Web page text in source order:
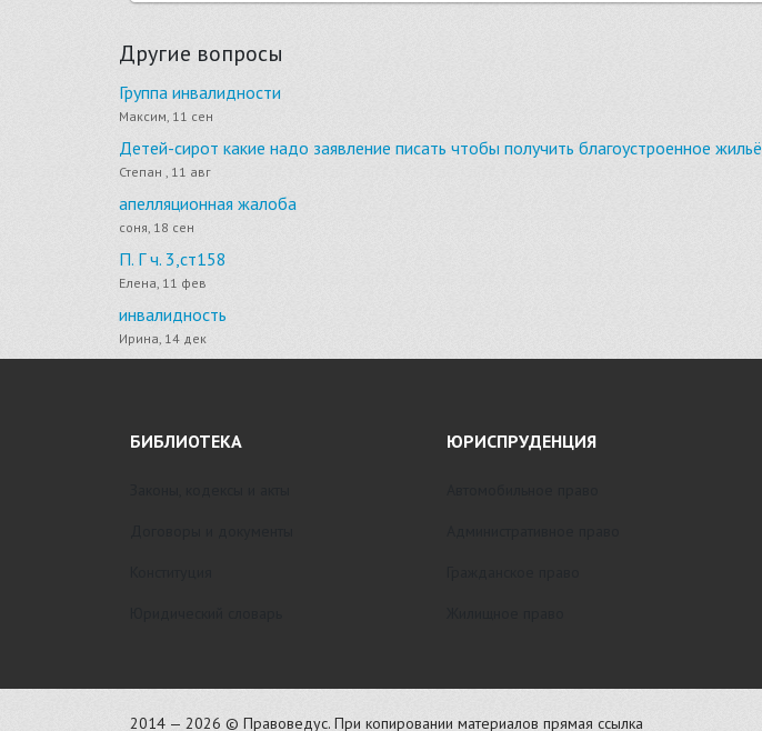
Другие вопросы
Группа инвалидности
Максим, 11 сен
Детей-сирот какие надо заявление писать чтобы получить благоустроенное жильё
Степан , 11 авг
апелляционная жалоба
соня, 18 сен
П. Г ч. 3,ст158
Елена, 11 фев
инвалидность
Ирина, 14 дек
БИБЛИОТЕКА ЮРИСПРУДЕНЦИЯ
2014 — 2026 © Правоведус. При копировании материалов прямая ссылка